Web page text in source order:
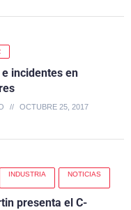
incidentes en
OCTUBRE 25, 2017
INDUSTRIA NOTICIAS
presenta el C-